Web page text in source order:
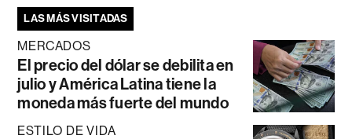
LAS MÁS VISITADAS
MERCADOS
El precio del dólar se debilita en
julio y América Latina tiene la
moneda más fuerte del mundo
ESTILO DE VIDA